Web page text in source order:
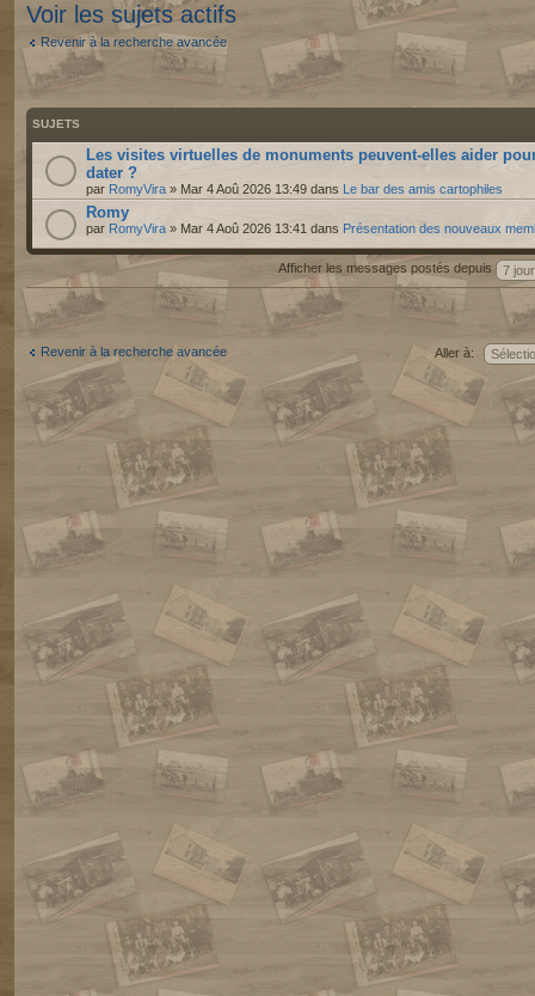
Voir les sujets actifs
Revenir à la recherche avancée
SUJETS
Les visites virtuelles de monuments peuvent-elles aider
dater ?
par RomyVira » Mar 4 Aoû 2026 13:49 dans Le bar des amis cartophiles
Romy
par RomyVira » Mar 4 Aoû 2026 13:41 dans Présentation des nouveaux
Afficher les messages postés depuis
Revenir à la recherche avancée Aller à: